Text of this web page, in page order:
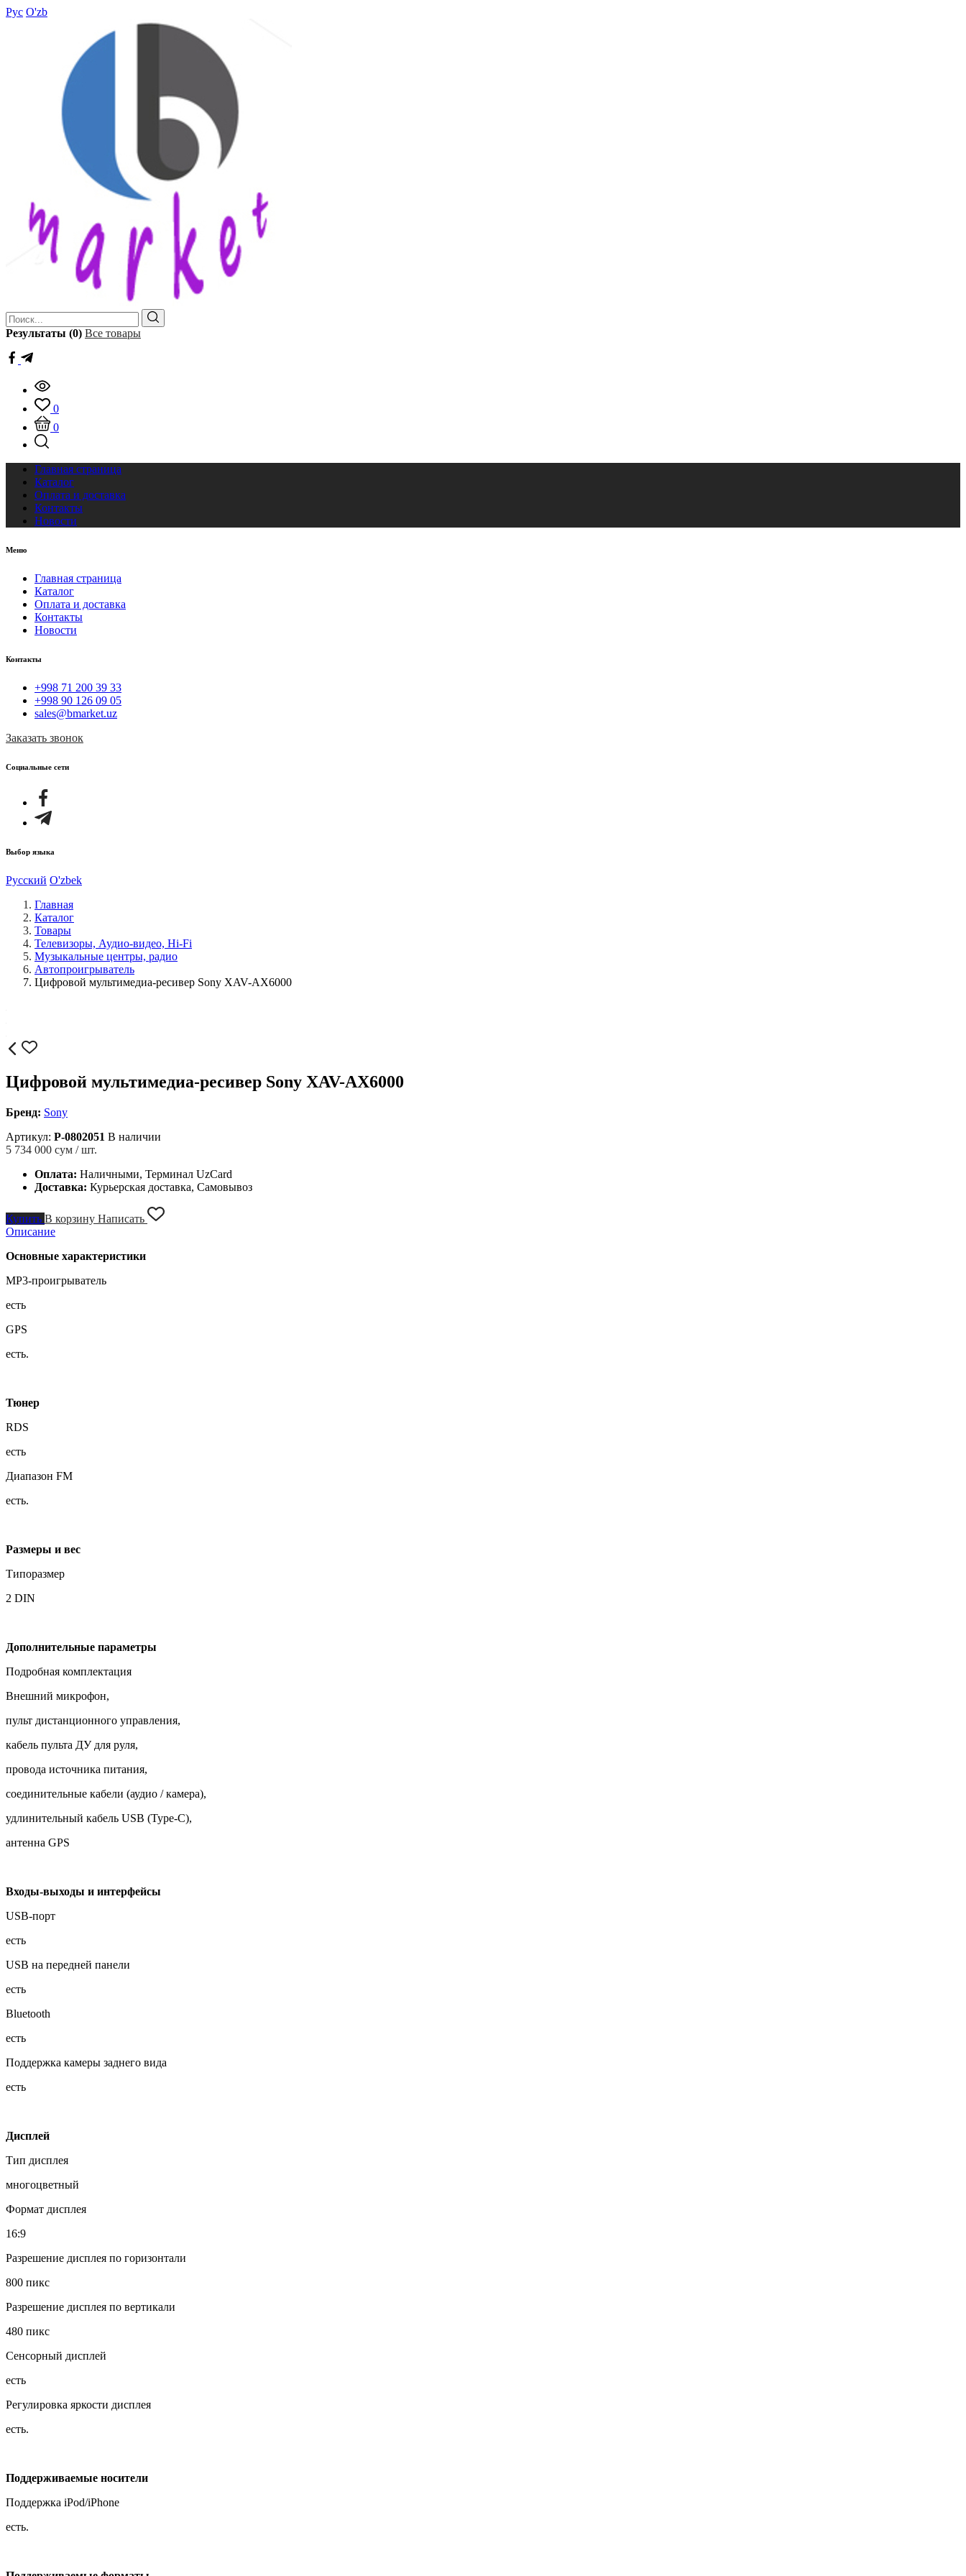
Рус O'zb
Результаты (0) Все товары
0
0
Главная страница
Каталог
Оплата и доставка
Контакты
Новости
Меню
Главная страница
Каталог
Оплата и доставка
Контакты
Новости
Контакты
+998 71 200 39 33
+998 90 126 09 05
sales@bmarket.uz
Заказать звонок
Социальные сети
Выбор языка
Русский O'zbek
Главная
Каталог
Товары
Телевизоры, Аудио-видео, Hi-Fi
Музыкальные центры, радио
Автопроигрыватель
Цифровой мультимедиа-ресивер Sony XAV-AX6000
Цифровой мультимедиа-ресивер Sony XAV-AX6000
Бренд: Sony
Артикул: P-0802051 В наличии
5 734 000 сум / шт.
Оплата: Наличными, Терминал UzCard
Доставка: Курьерская доставка, Самовывоз
Купить В корзину Написать
Описание
Основные характеристики
MP3-проигрыватель
есть
GPS
есть.
Тюнер
RDS
есть
Диапазон FM
есть.
Размеры и вес
Типоразмер
2 DIN
Дополнительные параметры
Подробная комплектация
Внешний микрофон,
пульт дистанционного управления,
кабель пульта ДУ для руля,
провода источника питания,
соединительные кабели (аудио / камера),
удлинительный кабель USB (Type-C),
антенна GPS
Входы-выходы и интерфейсы
USB-порт
есть
USB на передней панели
есть
Bluetooth
есть
Поддержка камеры заднего вида
есть
Дисплей
Тип дисплея
многоцветный
Формат дисплея
16:9
Разрешение дисплея по горизонтали
800 пикс
Разрешение дисплея по вертикали
480 пикс
Сенсорный дисплей
есть
Регулировка яркости дисплея
есть.
Поддерживаемые носители
Поддержка iPod/iPhone
есть.